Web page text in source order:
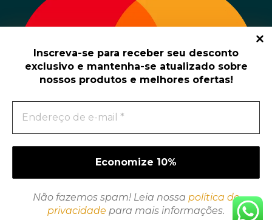
Inscreva-se para receber seu desconto
exclusivo e mantenha-se atualizado sobre
nossos produtos e melhores ofertas!
Não fazemos spam! Leia nossa política de
privacidade para mais informações.